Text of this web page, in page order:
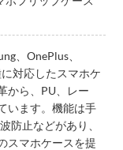
、OnePlus、
対応したスマホケ
から、PU、レー
います。機能は手
防止などがあり、
スマホケースを提